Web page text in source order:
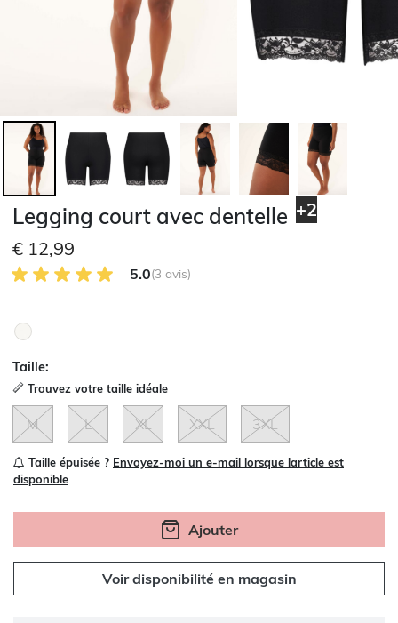
+2
Legging court avec dentelle
€ 12,99
5.0 sur 5 avis des clients
5.0(3 avis)
Taille:
Trouvez votre taille idéale
M L XL XXL 3XL
Taille épuisée ? Envoyez-moi un e-mail lorsque larticle est
disponible
Ajouter
Voir disponibilité en magasin